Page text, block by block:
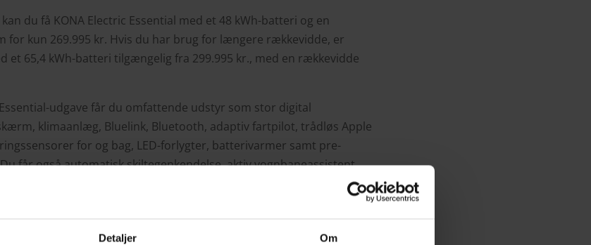
Detaljer Om
du få KONA Electric Essential med et 48 kWh-batteri og en
for kun 269.995 kr. Hvis du har brug for længere rækkevidde, er
et 65,4 kWh-batteri tilgængelig fra 299.995 kr., med en rækkevidde
udgave får du omfattende udstyr som stor digital
klimaanlæg, Bluelink, Bluetooth, adaptiv fartpilot, trådløs Apple
for og bag, LED-forlygter, batterivarmer samt pre-
får også automatisk skiltegenkendelse, aktiv vognbaneassistent
versionerne får du endnu mere komfort og udstyr, mens N Line-